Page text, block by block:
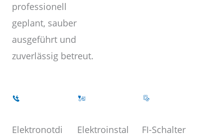
professionell
geplant, sauber
ausgeführt und
zuverlässig betreut.
Elektronotdi
Elektroinstal
FI-Schalter